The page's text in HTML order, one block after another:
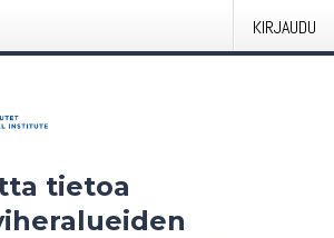
KIRJAUDU
tietoa